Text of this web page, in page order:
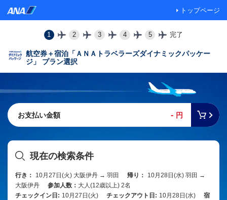
トップページ
1 2 3 4 5 完了
航空券＋宿泊「ＡＮＡトラベラーズダイナミックパッケー
ジ」 プラン選択
お支払い金額 - 円
現在の検索条件
行き： 10月27日(火) 大阪伊丹 → 羽田 帰り：
10月28日(水) 羽田 →
大阪伊丹
参加人数： 大人(12歳以上) 2名
チェックイン日: 10月27日(火) チェックアウト日: 10月28日(水)
宿